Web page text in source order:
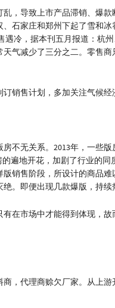
，导致上市产品滞销、爆
石家庄和郑州下起了雪和
冷，据本刊五月报道：杭
气减少了三分之二。零售
销售计划，多加关注气候经
不无关系。2013年，一些
遍地开花，加剧了行业的同
销售阶段，所设计的商品
。即便出现几款爆版，持续
在市场中才能得到体现，
，代理商赊欠厂家。从上